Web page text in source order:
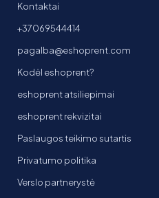
Kontaktai
+37069544414
pagalba@eshoprent.com
Kodėl eshoprent?
eshoprent atsiliepimai
eshoprent rekvizitai
Paslaugos teikimo sutartis
Privatumo politika
Verslo partnerystė